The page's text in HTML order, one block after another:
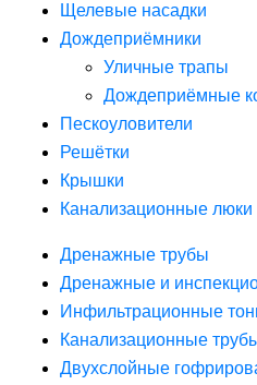
Щелевые насадки
Дождеприёмники
Уличные трапы
Дождеприёмные
Пескоуловители
Решётки
Крышки
Канализационные люки
Дренажные трубы
Дренажные и
Инфильтрационные
Канализационные
Двухслойные